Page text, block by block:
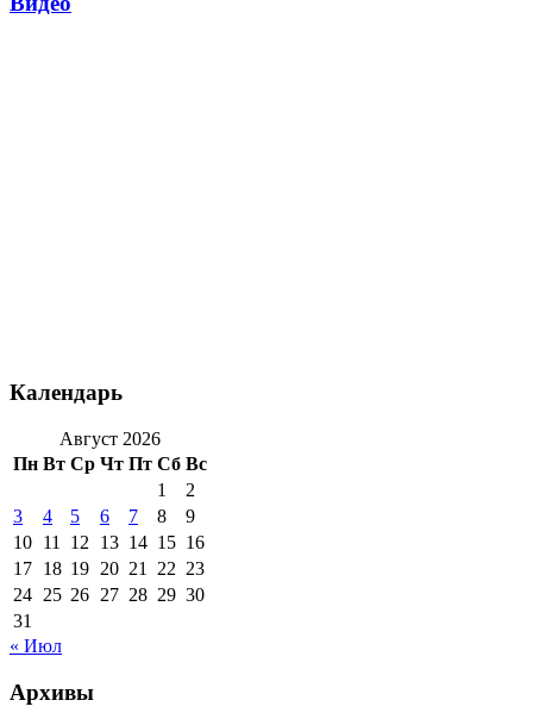
Календарь
Август 2026
Пн Вт Ср Чт Пт Сб Вс
1
2
3
4 5 6 7 8
9
10 11 12 13 14 15 16
17 18 19 20 21 22 23
24 25 26 27 28 29 30
31
« Июл
Архивы